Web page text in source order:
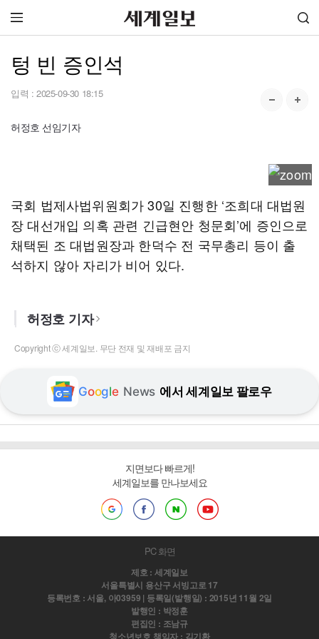
텅 빈 증인석
입력 : 2025-09-30 18:15
허정호 선임기자
국회 법제사법위원회가 30일 진행한 ‘조희대 대법원
장 대선개입 의혹 관련 긴급현안 청문회’에 증인으로
채택된 조 대법원장과 한덕수 전 국무총리 등이 출
석하지 않아 자리가 비어 있다.
허정호 기자
Copyright ⓒ 세계일보. 무단 전재 및 재배포 금지
Google News 에서 세계일보 팔로우
지면보다 빠르게!
세계일보를 만나보세요
PC 화면
제호 : 세계일보
서울특별시 용산구 서빙고로 17
등록번호 : 서울, 아03959 | 등록일(발행일) : 2015년 11월 2일
발행인 : 박정훈
편집인 : 조남규
청소년보호 책임자 : 김기환